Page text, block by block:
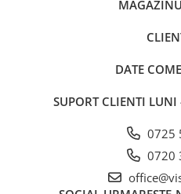
DATE
SUPORT CLIENTI LUNI
0725
0720